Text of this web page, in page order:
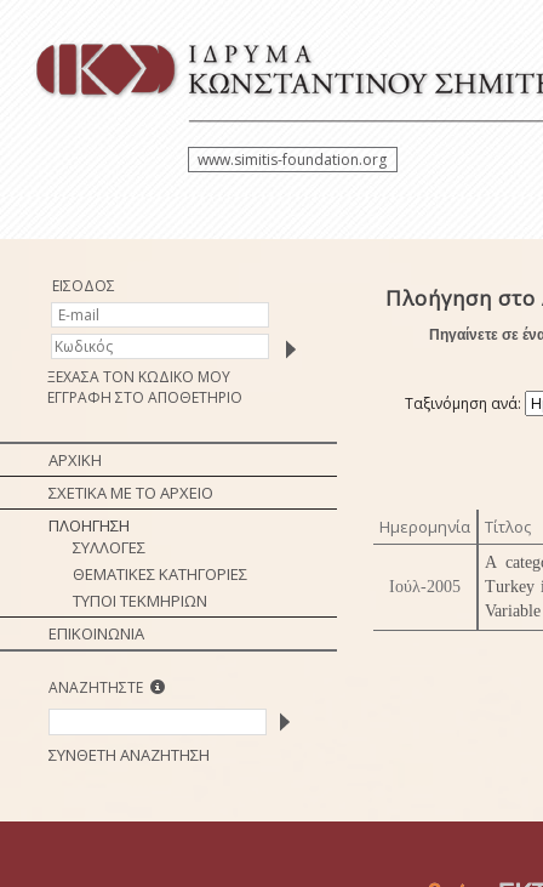
www.simitis-foundation.org
ΕΙΣΟΔΟΣ
ΞΕΧΑΣΑ ΤΟΝ ΚΩΔΙΚΟ ΜΟΥ
ΕΓΓΡΑΦΗ ΣΤΟ ΑΠΟΘΕΤΗΡΙΟ
ΑΡΧΙΚΗ
ΣΧΕΤΙΚΑ ΜΕ ΤΟ ΑΡΧΕΙΟ
ΠΛΟΗΓΗΣΗ
ΣΥΛΛΟΓΕΣ
ΘΕΜΑΤΙΚΕΣ ΚΑΤΗΓΟΡΙΕΣ
ΤΥΠΟΙ ΤΕΚΜΗΡΙΩΝ
ΕΠΙΚΟΙΝΩΝΙΑ
ΑΝΑΖΗΤΗΣΤΕ
ΣΥΝΘΕΤΗ ΑΝΑΖΗΤΗΣΗ
Πλοήγηση
Πηγαίνετε σε
Ταξινόμηση ανά:
Ημερομηνία Τίτλος
Ιούλ-2005
A
Turkey